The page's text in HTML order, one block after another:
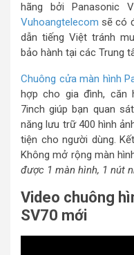
hãng bởi Panasonic
Vuhoangtelecom sẽ có
dẫn tiếng Việt tránh
bảo hành tại các Trung
Chuông cửa màn hình
hợp cho gia đình, căn
7inch giúp bạn quan
năng lưu trữ 400 hình
tiện cho người dùng.
Không mở rộng màn
được 1 màn hình, 1 nút
Video chuông
SV70 mới